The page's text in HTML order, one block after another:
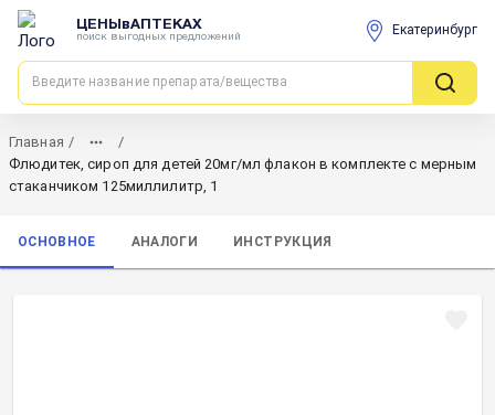
ЦЕНЫвАПТЕКАХ
поиск выгодных предложений Екатеринбург
Главная /
/
Флюдитек, сироп для детей 20мг/мл флакон в комплекте с мерным
стаканчиком 125миллилитр, 1
ОСНОВНОЕ АНАЛОГИ ИНСТРУКЦИЯ